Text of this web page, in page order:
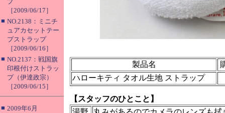
［2009/06/17］
■ NO.2138：ミニチ
ュアカセットテー
プストラップ
［2009/06/16］
■ NO.2137：戦国旗
印根付けストラッ
プ（伊達政宗）
［2009/06/15］
■ 2009年6月
製品名
ハローキティ タオル生地 ストラップ
【スタッフのひとこと】